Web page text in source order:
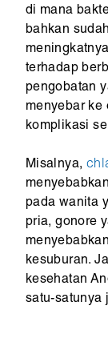
di mana
bahkan
terhadap
pengobatan
menyebar ke
komplikasi
Misalnya,
pada wanita
pria, gonore
kesuburan.
kesehatan
satu-satunya